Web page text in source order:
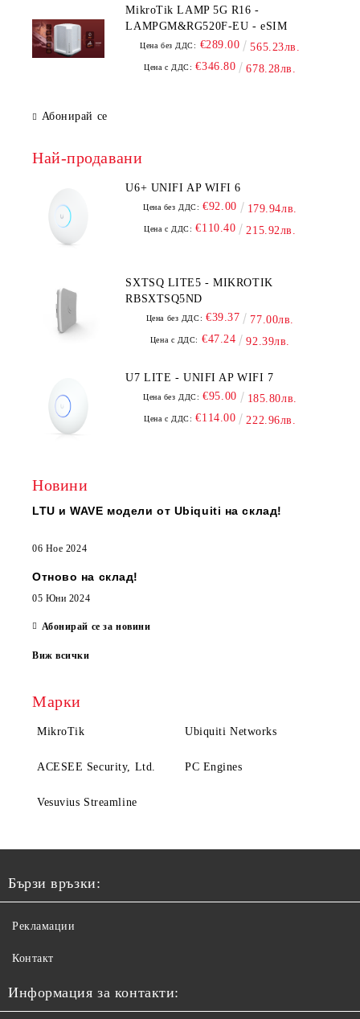
MikroTik LAMP 5G R16 -
LAMPGM&RG520F-EU - eSIM
Цена без ДДС: €289.00 565.23лв.
Цена с ДДС: €346.80 678.28лв.
Абонирай се
Най-продавани
U6+ UNIFI AP WIFI 6
Цена без ДДС: €92.00 179.94лв.
Цена с ДДС: €110.40 215.92лв.
SXTSQ LITE5 - MIKROTIK
RBSXTSQ5ND
Цена без ДДС: €39.37 77.00лв.
Цена с ДДС: €47.24 92.39лв.
U7 LITE - UNIFI AP WIFI 7
Цена без ДДС: €95.00 185.80лв.
Цена с ДДС: €114.00 222.96лв.
Новини
LTU и WAVE модели от Ubiquiti на склад!
06 Ное 2024
Отново на склад!
05 Юни 2024
Абонирай се за новини
Виж всички
Марки
MikroTik Ubiquiti Networks
ACESEE Security, Ltd. PC Engines
Vesuvius Streamline
Бързи връзки:
Рекламации
Контакт
Информация за контакти: